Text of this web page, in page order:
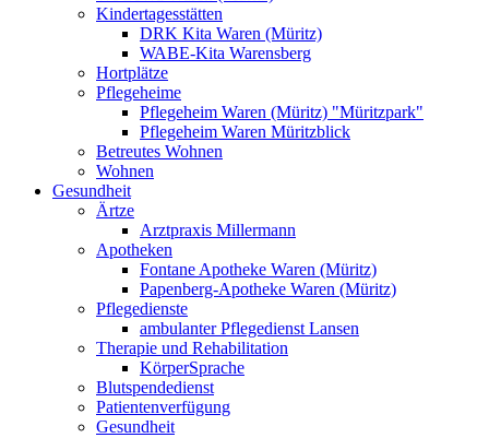
Kindertagesstätten
DRK Kita Waren (Müritz)
WABE-Kita Warensberg
Hortplätze
Pflegeheime
Pflegeheim Waren (Müritz) "Müritzpark"
Pflegeheim Waren Müritzblick
Betreutes Wohnen
Wohnen
Gesundheit
Ärtze
Arztpraxis Millermann
Apotheken
Fontane Apotheke Waren (Müritz)
Papenberg-Apotheke Waren (Müritz)
Pflegedienste
ambulanter Pflegedienst Lansen
Therapie und Rehabilitation
KörperSprache
Blutspendedienst
Patientenverfügung
Gesundheit